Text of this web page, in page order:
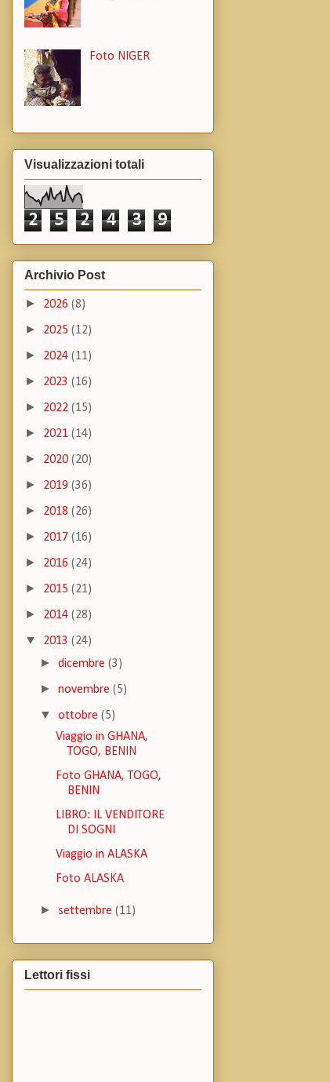
Foto NIGER
Visualizzazioni totali
2 5 2 4 3 9
Archivio Post
► 2026 (8)
► 2025 (12)
► 2024 (11)
► 2023 (16)
► 2022 (15)
► 2021 (14)
► 2020 (20)
► 2019 (36)
► 2018 (26)
► 2017 (16)
► 2016 (24)
► 2015 (21)
► 2014 (28)
▼ 2013 (24)
►dicembre(3)
►novembre(5)
▼ottobre(5)
Viaggio in GHANA,
TOGO, BENIN
Foto GHANA, TOGO,
BENIN
LIBRO: IL VENDITORE
DI SOGNI
Viaggio in ALASKA
Foto ALASKA
► settembre(11)
Lettori fissi